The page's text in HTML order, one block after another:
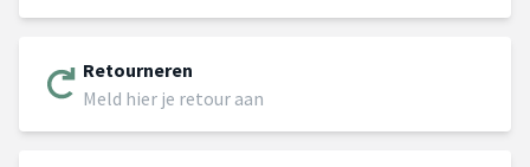
Retourneren
Meld hier je retour aan